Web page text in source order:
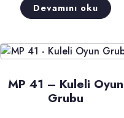
Devamını oku
MP 41 – Kuleli Oyun
Grubu